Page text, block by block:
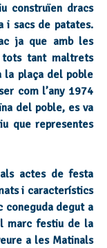
construïen dracs
i sacs de patates.
ja que amb les
tots tant maltrets
la plaça del poble
com l’any 1974
del poble, es va
que representes
actes de festa
i característics
coneguda degut a
marc festiu de la
a les Matinals